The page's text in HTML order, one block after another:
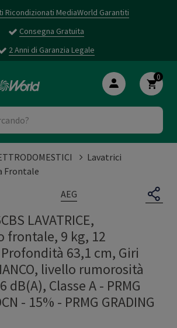
Ricondizionati MediaWorld Garantiti
Consegna Gratuita
2 Anni di Garanzia Legale
0
Lavatrici
Frontale
AEG
LAVATRICE,
frontale, 9 kg, 12
63,1 cm, Giri
livello rumorosità
Classe A - PRMG
- 15% - PRMG GRADING